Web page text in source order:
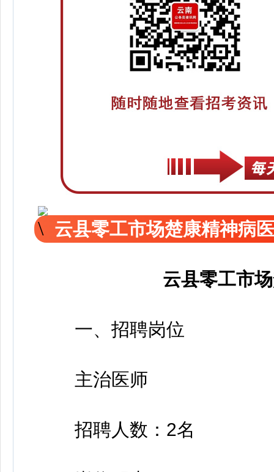
云县零工市场楚康精神病
云县零工市
一、招聘岗位
主治医师
招聘人数：2名